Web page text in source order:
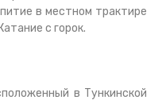
в местном трактире
с горок.
в Тункинской